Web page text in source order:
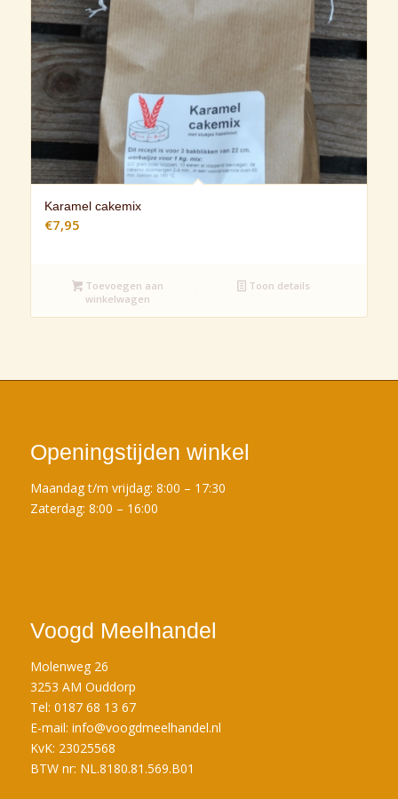
Karamel cakemix
€7,95
Toevoegen aan
winkelwagen
Toon details
Openingstijden winkel
Maandag t/m vrijdag: 8:00 – 17:30
Zaterdag: 8:00 – 16:00
Voogd Meelhandel
Molenweg 26
3253 AM Ouddorp
Tel: 0187 68 13 67
E-mail: info@voogdmeelhandel.nl
KvK: 23025568
BTW nr: NL.8180.81.569.B01